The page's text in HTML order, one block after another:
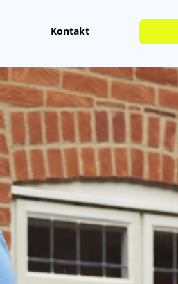
Kontakt